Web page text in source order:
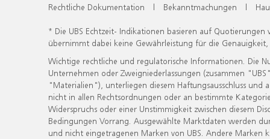
Rechtliche Dokumentation | Bekanntmachungen |
* Die UBS Echtzeit- Indikationen basieren auf
übernimmt dabei keine Gewährleistung für die
Wichtige rechtliche und regulatorische Informationen. Die
Unternehmen oder Zweigniederlassungen (zusammen
"Materialien"), unterliegen diesem Haftungsausschluss
nicht in allen Rechtsordnungen oder an bestimmte
Widerspruchs oder einer Unstimmigkeit zwischen diesem
Bedingungen Vorrang. Ausgewählte Marktdaten werden
und nicht eingetragenen Marken von UBS. Andere Marken